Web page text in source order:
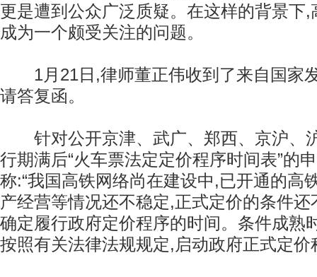
更是遭到公众广泛质疑。在这样的背景下
成为一个颇受关注的问题。
1月21日,律师董正伟收到了来自国家
请答复函。
针对公开京津、武广、郑西、京沪、
行期满后“火车票法定定价程序时间表”的
称:“我国高铁网络尚在建设中,已开通的高
产经营等情况还不稳定,正式定价的条件
确定履行政府定价程序的时间。条件成熟
按照有关法律法规规定,启动政府正式定价